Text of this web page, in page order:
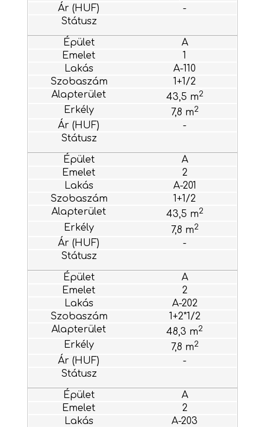
-
A
1
A-110
1+1/2
43,5 m2
7,8 m2
-
A
2
A-201
1+1/2
43,5 m2
7,8 m2
-
A
2
A-202
1+2*1/2
48,3 m2
7,8 m2
-
A
2
A-203